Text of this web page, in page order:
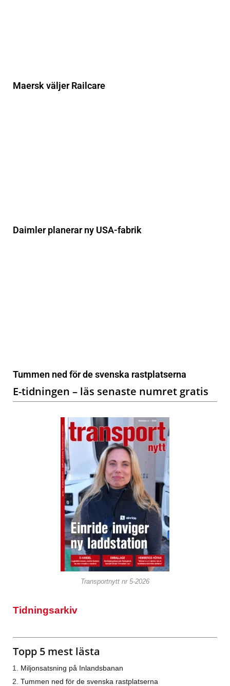
Maersk väljer Railcare
Daimler planerar ny USA-fabrik
Tummen ned för de svenska rastplatserna
E-tidningen – läs senaste numret gratis
Transportnytt nr 5-2026
Tidningsarkiv
Topp 5 mest lästa
Miljonsatsning på Inlandsbanan
Tummen ned för de svenska rastplatserna